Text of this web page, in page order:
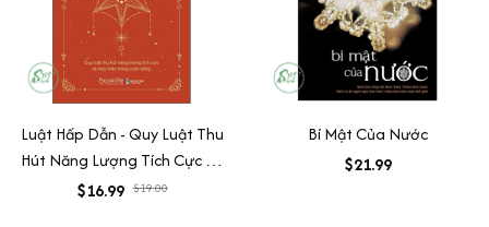
Luật Hấp Dẫn - Quy Luật Thu
Hút Năng Lượng Tích Cực Và
May Mắn Trong Cuộc Sống
$16.99 $19.00
Bí Mật Của Nước
$21.99